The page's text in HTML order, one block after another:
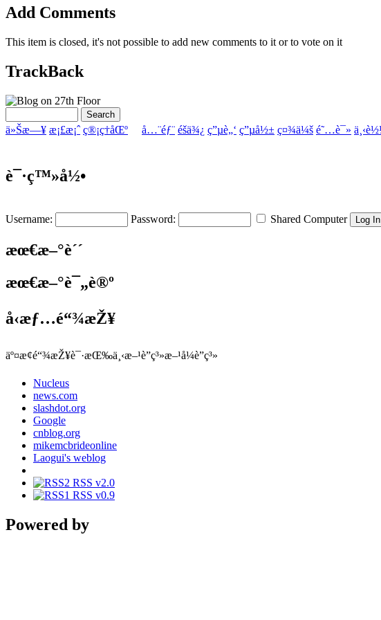
Add Comments
This item is closed, it's not possible to add new comments to it or to vote on it
TrackBack
ä»Šæ—¥ æ¡£æ¡ˆ ç®¡ç†åŒº å…¨éƒ¨ éšä¾¿ ç”µè„‘ ç”µå½± ç¤¾ä¼š é˜…è¯»
è¯·ç™»å½•
Username: Password: Shared Computer
æœ€æ–°è´´
æœ€æ–°è¯„è®º
å‹æƒ…é“¾æŽ¥
äº¤æ¢é“¾æŽ¥è¯·æŒ‰ä¸‹æ–¹è”ç³»æ–¹å¼è”ç³»
Nucleus
news.com
slashdot.org
Google
cnblog.org
mikemcbrideonline
Laogui's weblog
RSS v2.0
RSS v0.9
Powered by